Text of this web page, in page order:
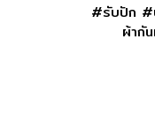
#รับปัก #
ผ้ากั